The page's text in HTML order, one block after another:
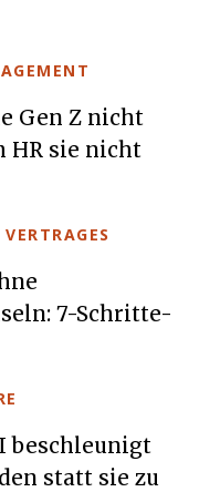
Gen Z nicht
HR sie nicht
7-Schritte-
beschleunigt
statt sie zu